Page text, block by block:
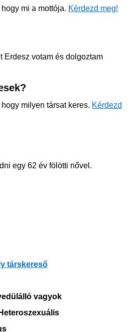
mi a mottója. Kérdezd meg!
Erdesz votam és dolgoztam
milyen társat keres. Kérdezd
egy 62 év fölötti nővel.
társkereső
vagyok
Heteroszexuális